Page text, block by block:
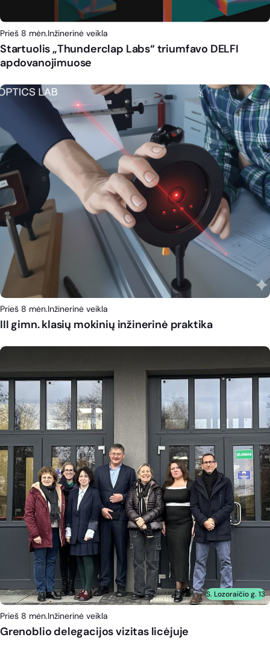
Prieš 8 mėn.Inžinerinė veikla
Startuolis „Thunderclap Labs“ triumfavo DELFI
apdovanojimuose
Prieš 8 mėn.Inžinerinė veikla
III gimn. klasių mokinių inžinerinė praktika
S. Lozoraičio g. 13
Prieš 8 mėn.Inžinerinė veikla
Grenoblio delegacijos vizitas licėjuje